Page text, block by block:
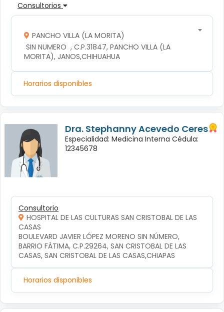
Consultorios
PANCHO VILLA (LA MORITA)
MORITA), JANOS,CHIHUAHUA
Horarios disponibles
Dra. Stephanny Acevedo Ceres
Especialidad: Medicina Interna Cédula:
12345678
Consultorio
HOSPITAL DE LAS CULTURAS SAN CRISTOBAL DE LAS
CASAS
BOULEVARD JAVIER LÓPEZ MORENO SIN NÚMERO,
BARRIO FÁTIMA, C.P.29264, SAN CRISTOBAL DE LAS
CASAS, SAN CRISTOBAL DE LAS CASAS,CHIAPAS
Horarios disponibles